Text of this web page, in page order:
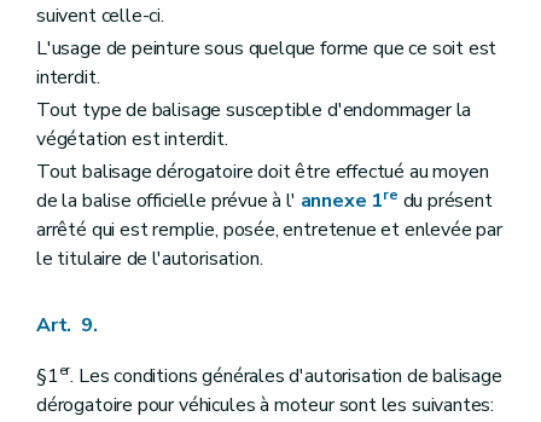
suivent celle-ci.
L'usage de peinture sous quelque forme que ce soit est
interdit.
Tout type de balisage susceptible d'endommager la
végétation est interdit.
Tout balisage dérogatoire doit être effectué au moyen
de la balise officielle prévue à l' annexe 1re du présent
arrêté qui est remplie, posée, entretenue et enlevée par
le titulaire de l'autorisation.
Art. 9.
§1er. Les conditions générales d'autorisation de balisage
dérogatoire pour véhicules à moteur sont les suivantes: